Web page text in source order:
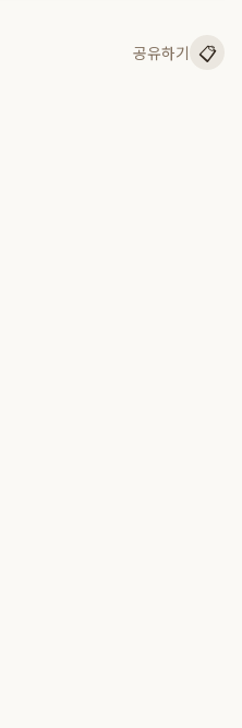
공유하기 📋